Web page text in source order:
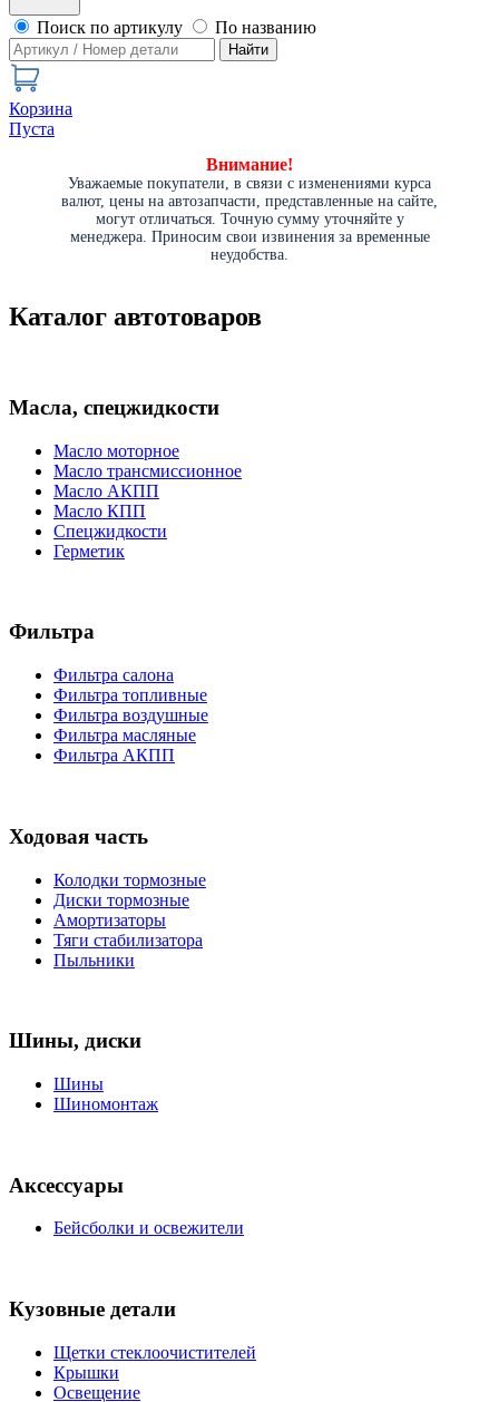
Поиск по артикулу По названию
Найти
Корзина
Пуста
Внимание!
Уважаемые покупатели, в связи с изменениями курса
валют, цены на автозапчасти, представленные на сайте,
могут отличаться. Точную сумму уточняйте у
менеджера. Приносим свои извинения за временные
неудобства.
Каталог автотоваров
Масла, спецжидкости
Масло моторное
Масло трансмиссионное
Масло АКПП
Масло КПП
Спецжидкости
Герметик
Фильтра
Фильтра салона
Фильтра топливные
Фильтра воздушные
Фильтра масляные
Фильтра АКПП
Ходовая часть
Колодки тормозные
Диски тормозные
Амортизаторы
Тяги стабилизатора
Пыльники
Шины, диски
Шины
Шиномонтаж
Аксессуары
Бейсболки и освежители
Кузовные детали
Щетки стеклоочистителей
Крышки
Освещение